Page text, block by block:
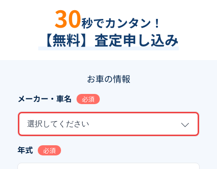
30秒でカンタン！
【無料】査定申し込み
お車の情報
メーカー・車名 必須
選択してください
年式 必須